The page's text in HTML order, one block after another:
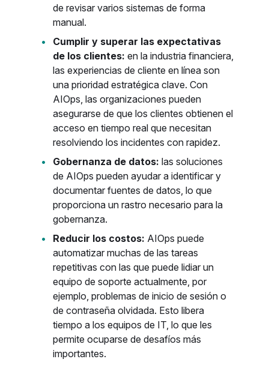
de revisar varios sistemas de forma
manual.
Cumplir y superar las expectativas
de los clientes: en la industria financiera,
las experiencias de cliente en línea son
una prioridad estratégica clave. Con
AIOps, las organizaciones pueden
asegurarse de que los clientes obtienen el
acceso en tiempo real que necesitan
resolviendo los incidentes con rapidez.
Gobernanza de datos: las soluciones
de AIOps pueden ayudar a identificar y
documentar fuentes de datos, lo que
proporciona un rastro necesario para la
gobernanza.
Reducir los costos: AIOps puede
automatizar muchas de las tareas
repetitivas con las que puede lidiar un
equipo de soporte actualmente, por
ejemplo, problemas de inicio de sesión o
de contraseña olvidada. Esto libera
tiempo a los equipos de IT, lo que les
permite ocuparse de desafíos más
importantes.